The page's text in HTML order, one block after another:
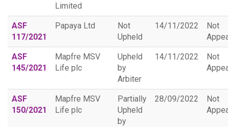
Limited
ASF
117/2021
Papaya Ltd
Not
Upheld
14/11/2022
Not
ASF
145/2021
Mapfre MSV
Life plc
Upheld
by
Arbiter
14/11/2022
Not
ASF
150/2021
Mapfre MSV
Life plc
Partially
Upheld
by
28/09/2022
Not